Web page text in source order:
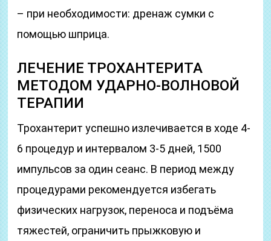
– при необходимости: дренаж сумки с
помощью шприца.
ЛЕЧЕНИЕ ТРОХАНТЕРИТА
МЕТОДОМ УДАРНО-ВОЛНОВОЙ
ТЕРАПИИ
Трохантерит успешно излечивается в ходе 4-
6 процедур и интервалом 3-5 дней, 1500
импульсов за один сеанс. В период между
процедурами рекомендуется избегать
физических нагрузок, переноса и подъёма
тяжестей, ограничить прыжковую и